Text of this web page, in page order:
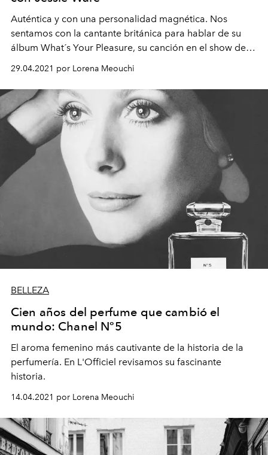
Auténtica y con una personalidad magnética. Nos
sentamos con la cantante británica para hablar de su
álbum What´s Your Pleasure, su canción en el show de
Chanel y su podcast Table Manners.
29.04.2021 por Lorena Meouchi
BELLEZA
Cien años del perfume que cambió el
mundo: Chanel Nº5
El aroma femenino más cautivante de la historia de la
perfumería. En L'Officiel revisamos su fascinante
historia.
14.04.2021 por Lorena Meouchi